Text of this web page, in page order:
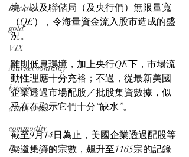
Backtest
gold
VIX
Market volatility
bitcoin
death cross
commodity
Bond Market
境，以及聯儲局（及央行們）無限量寬
（QE），令海量資金流入股市造成的盛
況。
雖則低息環境，加上央行QE下，市場流
動性理應十分充裕；不過，從最新美國
企業透過市場配股／批股集資數據，似
乎在在顯示它們十分“缺水”。
截至9月14日為止，美國企業透過配股等
渠道集資的宗數，飆升至1165宗的記錄